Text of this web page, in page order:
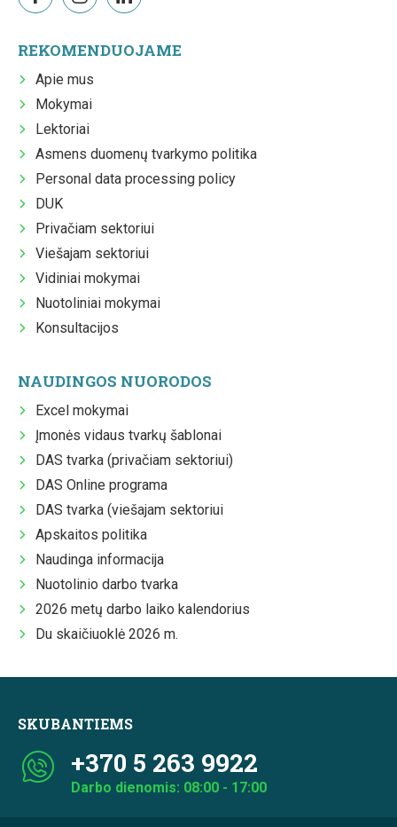
REKOMENDUOJAME
Apie mus
Mokymai
Lektoriai
Asmens duomenų tvarkymo politika
Personal data processing policy
DUK
Privačiam sektoriui
Viešajam sektoriui
Vidiniai mokymai
Nuotoliniai mokymai
Konsultacijos
NAUDINGOS NUORODOS
Excel mokymai
Įmonės vidaus tvarkų šablonai
DAS tvarka (privačiam sektoriui)
DAS Online programa
DAS tvarka (viešajam sektoriui
Apskaitos politika
Naudinga informacija
Nuotolinio darbo tvarka
2026 metų darbo laiko kalendorius
Du skaičiuoklė 2026 m.
SKUBANTIEMS
+370 5 263 9922
Darbo dienomis: 08:00 - 17:00